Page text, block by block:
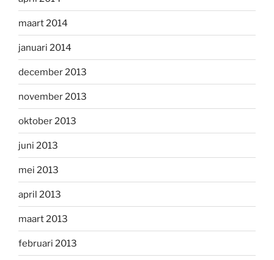
maart 2014
januari 2014
december 2013
november 2013
oktober 2013
juni 2013
mei 2013
april 2013
maart 2013
februari 2013